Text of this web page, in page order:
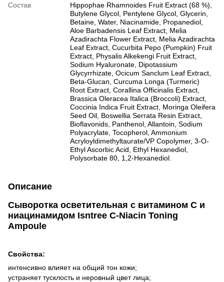
Состав
Hippophae Rhamnoides Fruit Extract (68 %),
Butylene Glycol, Pentylene Glycol, Glycerin,
Betaine, Water, Niacinamide, Propanediol,
Aloe Barbadensis Leaf Extract, Melia
Azadirachta Flower Extract, Melia Azadirachta
Leaf Extract, Cucurbita Pepo (Pumpkin) Fruit
Extract, Physalis Alkekengi Fruit Extract,
Sodium Hyaluronate, Dipotassium
Glycyrrhizate, Ocicum Sanclum Leaf Extract,
Beta-Glucan, Curcuma Longa (Turmeric)
Root Extract, Corallina Officinalis Extract,
Brassica Oleracea Italica (Broccoli) Extract,
Coccinia Indica Fruit Extract, Moringa Oleifera
Seed Oil, Boswellia Serrata Resin Extract,
Bioflavonids, Panthenol, Allantoin, Sodium
Polyacrylate, Tocopherol, Ammonium
Acryloyldimethyltaurate/VP Copolymer, 3-O-
Ethyl Ascorbic Acid, Ethyl Hexanediol,
Polysorbate 80, 1,2-Hexanediol.
Описание
Сыворотка осветительная с витамином С и
ниацинамидом Isntree C-Niacin Toning
Ampoule
Свойства:
интенсивно влияет на общий тон кожи;
устраняет тусклость и неровный цвет лица;